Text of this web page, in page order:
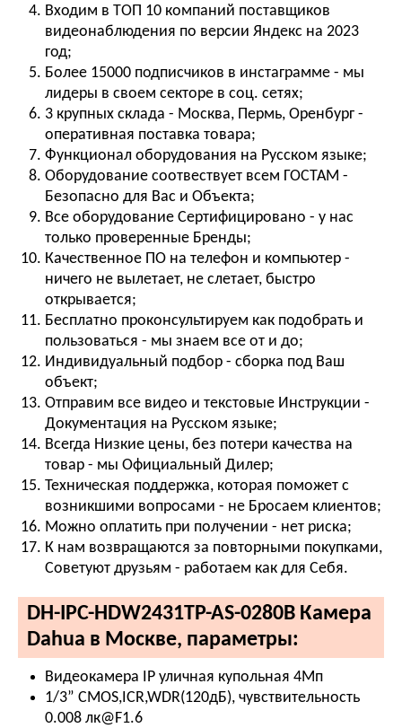
Входим в ТОП 10 компаний поставщиков
видеонаблюдения по версии Яндекс на 2023
год;
Более 15000 подписчиков в инстаграмме - мы
лидеры в своем секторе в соц. сетях;
3 крупных склада - Москва, Пермь, Оренбург -
оперативная поставка товара;
Функционал оборудования на Русском языке;
Оборудование соотвествует всем ГОСТАМ -
Безопасно для Вас и Объекта;
Все оборудование Сертифицировано - у нас
только проверенные Бренды;
Качественное ПО на телефон и компьютер -
ничего не вылетает, не слетает, быстро
открывается;
Бесплатно проконсультируем как подобрать и
пользоваться - мы знаем все от и до;
Индивидуальный подбор - сборка под Ваш
объект;
Отправим все видео и текстовые Инструкции -
Документация на Русском языке;
Всегда Низкие цены, без потери качества на
товар - мы Официальный Дилер;
Техническая поддержка, которая поможет с
возникшими вопросами - не Бросаем клиентов;
Можно оплатить при получении - нет риска;
К нам возвращаются за повторными покупками,
Советуют друзьям - работаем как для Себя.
DH-IPC-HDW2431TP-AS-0280B Камера
Dahua в Москве, параметры:
Видеокамера IP уличная купольная 4Мп
1/3” CMOS,ICR,WDR(120дБ), чувствительность
0.008 лк@F1.6